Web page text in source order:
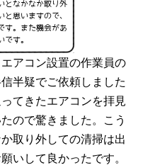
アコン設置の作業員の
半疑でご依頼しました
てきたエアコンを拝見
ので驚きました。こう
取り外しての清掃は出
いして良かったです。